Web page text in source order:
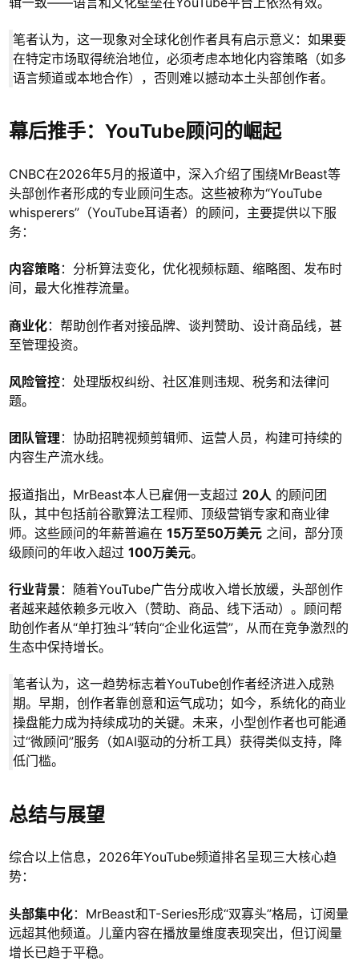
笔者认为，这一现象对全球化创作者具有启示意义：如果要
在特定市场取得统治地位，必须考虑本地化内容策略（如多
语言频道或本地合作），否则难以撼动本土头部创作者。
幕后推手：YouTube顾问的崛起
CNBC在2026年5月的报道中，深入介绍了围绕MrBeast等
头部创作者形成的专业顾问生态。这些被称为“YouTube
whisperers”（YouTube耳语者）的顾问，主要提供以下服
务：
内容策略：分析算法变化，优化视频标题、缩略图、发布时
间，最大化推荐流量。
商业化：帮助创作者对接品牌、谈判赞助、设计商品线，甚
至管理投资。
风险管控：处理版权纠纷、社区准则违规、税务和法律问
题。
团队管理 ：协助招聘视频剪辑师、运营人员，构建可持续的
内容生产流水线。
报道指出，MrBeast本人已雇佣一支超过 20人 的顾问团
队，其中包括前谷歌算法工程师、顶级营销专家和商业律
师。这些顾问的年薪普遍在 15万至50万美元 之间，部分顶
级顾问的年收入超过 100万美元。
行业背景 ：随着YouTube广告分成收入增长放缓，头部创作
者越来越依赖多元收入（赞助、商品、线下活动）。顾问帮
助创作者从“单打独斗”转向“企业化运营”，从而在竞争激烈的
生态中保持增长。
笔者认为，这一趋势标志着YouTube创作者经济进入成熟
期。早期，创作者靠创意和运气成功；如今，系统化的商业
操盘能力成为持续成功的关键。未来，小型创作者也可能通
过“微顾问”服务（如AI驱动的分析工具）获得类似支持，降
低门槛。
总结与展望
综合以上信息，2026年YouTube频道排名呈现三大核心趋
势：
头部集中化：MrBeast和T-Series形成“双寡头”格局，订阅量
远超其他频道。儿童内容在播放量维度表现突出，但订阅量
增长已趋于平稳。